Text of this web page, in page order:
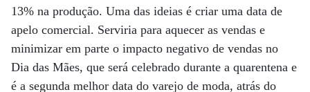
13% na produção. Uma das ideias é criar uma data de
apelo comercial. Serviria para aquecer as vendas e
minimizar em parte o impacto negativo de vendas no
Dia das Mães, que será celebrado durante a quarentena e
é a segunda melhor data do varejo de moda, atrás do